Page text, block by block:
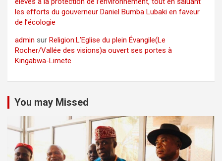
les efforts du gouverneur Daniel Bumba Lubaki en faveur
de l’écologie
admin sur Religion:L’Eglise du plein Évangile(Le
Rocher/Vallée des visions)a ouvert ses portes à
Kingabwa-Limete
You may Missed